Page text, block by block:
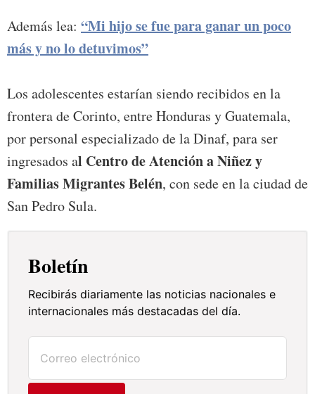
Además lea: “Mi hijo se fue para ganar un poco
más y no lo detuvimos”
Los adolescentes estarían siendo recibidos en la
frontera de Corinto, entre Honduras y Guatemala,
por personal especializado de la Dinaf, para ser
ingresados al Centro de Atención a Niñez y
Familias Migrantes Belén, con sede en la ciudad de
San Pedro Sula.
Boletín
Recibirás diariamente las noticias nacionales e
internacionales más destacadas del día.